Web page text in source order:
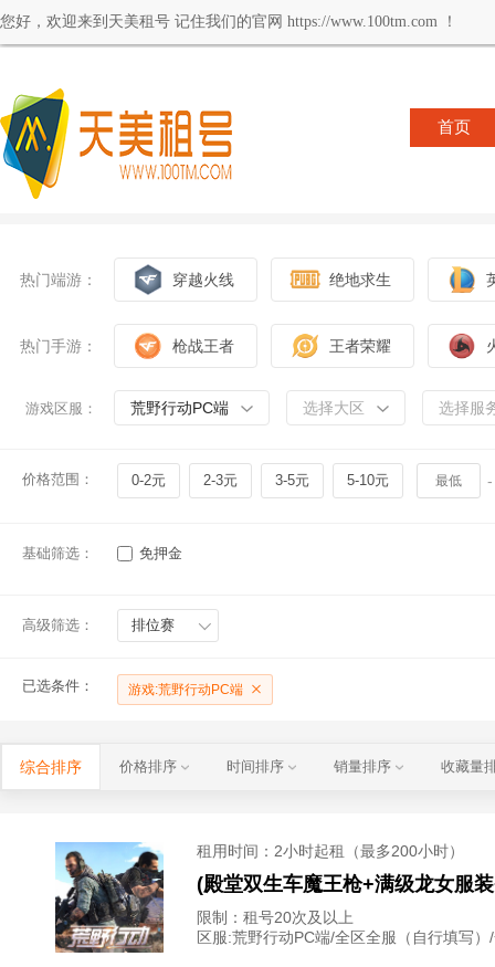
您好，欢迎来到天美租号 记住我们的官网 https://www.100tm.com ！
首页
热门端游： 穿越火线 绝地求生
热门手游： 枪战王者 王者荣耀
游戏区服： 荒野行动PC端 选择大区 选择服
价格范围： 0-2元 2-3元 3-5元 5-10元 -
基础筛选： 免押金
高级筛选： 排位赛
已选条件： 游戏:荒野行动PC端
综合排序 价格排序 时间排序 销量排序 收藏量
租用时间 ：2小时起租（最多200小时）
(殿堂双生车魔王枪+满级龙女服
限制：租号20次及以上
区服:荒野行动PC端/全区全服（自行填写